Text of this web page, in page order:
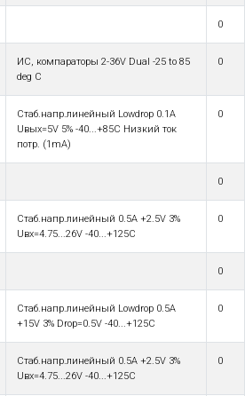
0
ИС, компараторы 2-36V Dual -25 to 85
deg C
0
Стаб.напр.линейный Lowdrop 0.1А
Uвых=5V 5% -40...+85C Низкий ток
потр. (1mA)
0
0
Стаб.напр.линейный 0.5A +2.5V 3%
Uвх=4.75...26V -40...+125C
0
0
Стаб.напр.линейный Lowdrop 0.5A
+15V 3% Drop=0.5V -40...+125C
0
Стаб.напр.линейный 0.5A +2.5V 3%
Uвх=4.75...26V -40...+125C
0